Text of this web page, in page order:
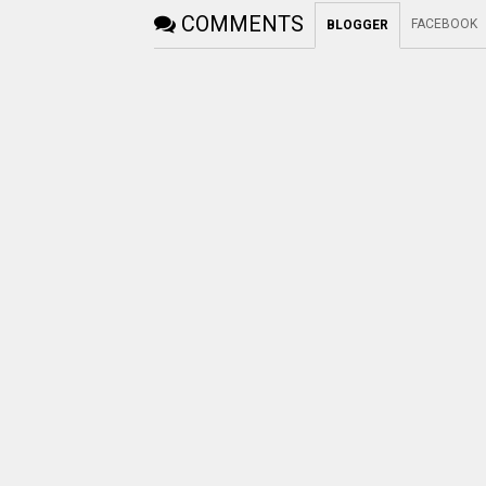
COMMENTS BLOGGER FACEBOOK